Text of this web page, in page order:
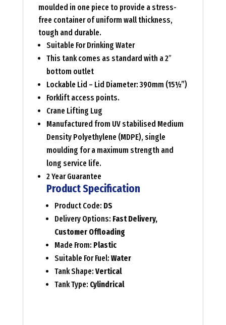
moulded in one piece to provide a stress-
free container of uniform wall thickness,
tough and durable.
Suitable For Drinking Water
This tank comes as standard with a 2″
bottom outlet
Lockable Lid – Lid Diameter: 390mm (15½”)
Forklift access points.
Crane Lifting Lug
Manufactured from UV stabilised Medium
Density Polyethylene (MDPE), single
moulding for a maximum strength and
long service life.
2 Year Guarantee
Product Specification
Product Code: DS
Delivery Options: Fast Delivery,
Customer Offloading
Made From: Plastic
Suitable For Fuel: Water
Tank Shape: Vertical
Tank Type: Cylindrical